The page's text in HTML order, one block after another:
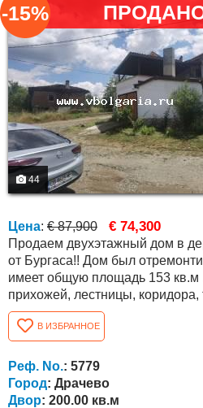
44
-15%
Цена: € 87,900 € 74,300
Продаем двухэтажный дом в
от Бургаса!! Дом был
имеет общую площадь 153 кв.м . Он состоит из
прихожей, лестницы, коридора,
комнаты, гостиной с кухней,
этаже. Коридор, три комнаты,
переходные и большая
этаж. Двор 200 кв.м. Отапливается дровяным котлом,
В ИЗБРАННОЕ
Реф. No.: 5779
Город: Драчево
Двор: 200.00 кв.м